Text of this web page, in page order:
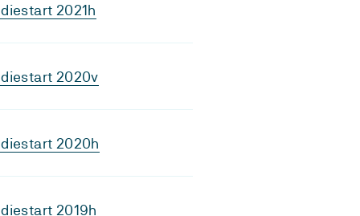
2021h
2020v
2020h
2019h